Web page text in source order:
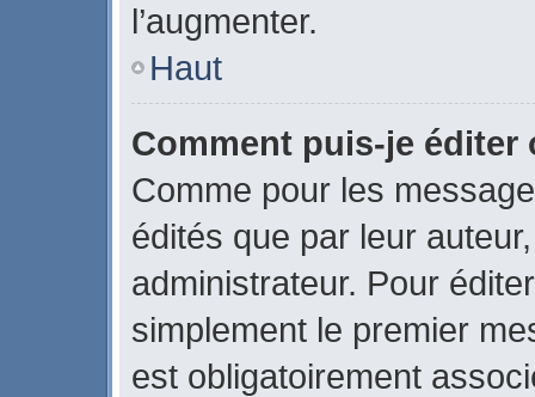
l’augmenter.
Haut
Comment puis-je
Comme pour les
édités que par leur
administrateur. Pour
simplement le premier
est obligatoirement